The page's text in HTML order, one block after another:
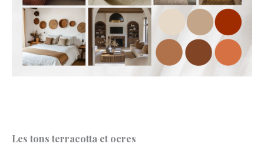
Les tons terracotta et ocres